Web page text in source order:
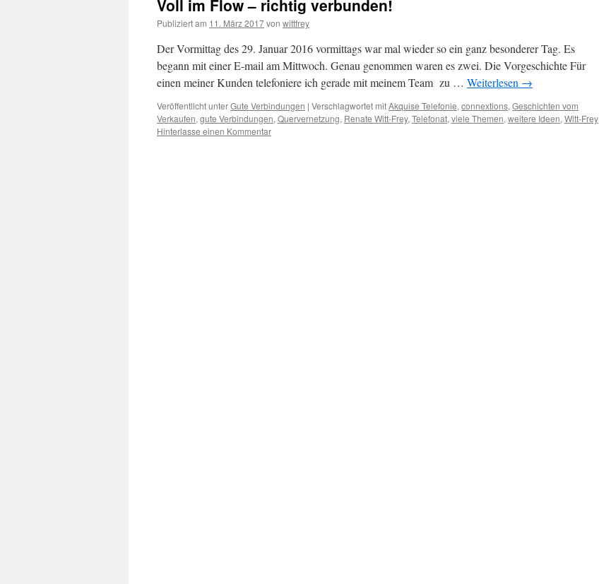
Voll im Flow – richtig verbunden!
Publiziert am 11. März 2017von wittfrey
Der Vormittag des 29. Januar 2016 vormittags war mal wieder so ein ganz besonderer Tag. Es
begann mit einer E-mail am Mittwoch. Genau genommen waren es zwei. Die Vorgeschichte Für
einen meiner Kunden telefoniere ich gerade mit meinem Team zu … Weiterlesen →
Veröffentlicht unterGute Verbindungen | Verschlagwortet mitAkquise Telefonie, connextions, Geschichten vom
Verkaufen, gute Verbindungen, Quervernetzung, Renate Witt-Frey, Telefonat, viele Themen, weitere Ideen, Witt-Frey
Hinterlasse einen Kommentar